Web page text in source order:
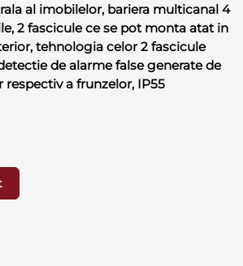
al imobilelor, bariera multicanal 4
2 fascicule ce se pot monta atat in
tehnologia celor 2 fascicule
de alarme false generate de
a frunzelor, IP55